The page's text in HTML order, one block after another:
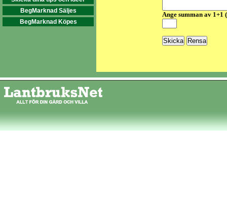
BegMarknad Säljes
BegMarknad Köpes
Ange summan av 1+1